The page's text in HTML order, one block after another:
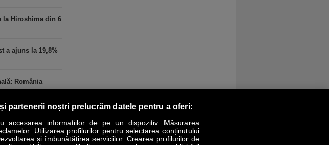
la Hiroshima din 6
a ajuns la 19,8%
România
partenerii noștri prelucrăm datele pentru a oferi:
accesarea informațiilor de pe un dispozitiv. Măsurarea
Utilizarea profilurilor pentru selectarea conținutului
și îmbunătățirea serviciilor. Crearea profilurilor de